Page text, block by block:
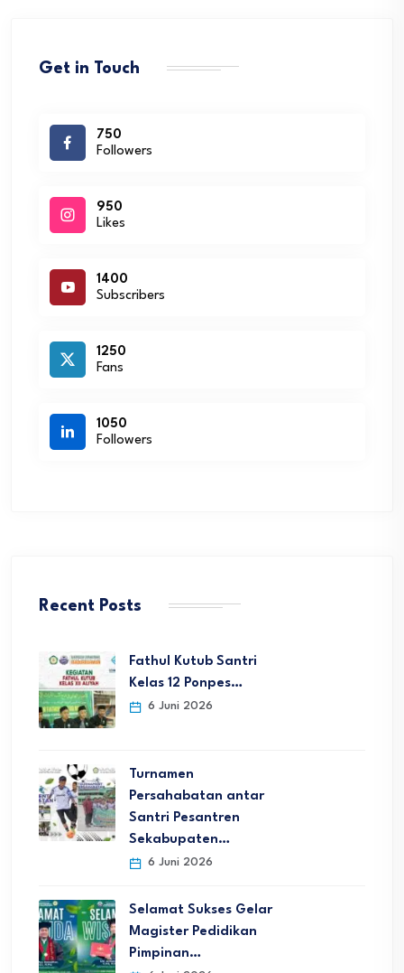
Get in Touch
750
Followers
950
Likes
1400
Subscribers
1250
Fans
1050
Followers
Recent Posts
Fathul Kutub Santri
Kelas 12 Ponpes…
6 Juni 2026
Turnamen
Persahabatan antar
Santri Pesantren
Sekabupaten…
6 Juni 2026
Selamat Sukses Gelar
Magister Pedidikan
Pimpinan…